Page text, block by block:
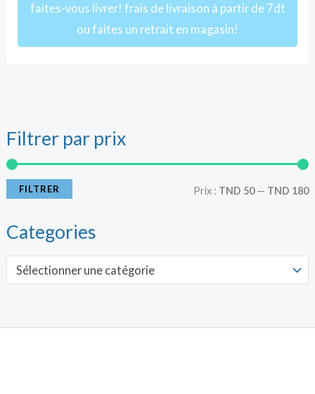
Filtrer par prix
r
i
r
i
FILTRER Prix : TND 50— TND 180
Categories
Sélectionner une catégorie
faites-vous livrer! frais de livraison à partir de 7dt
ou faites un retrait en magasin!